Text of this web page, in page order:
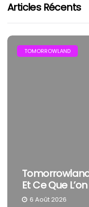
Articles Récents
Billetterie